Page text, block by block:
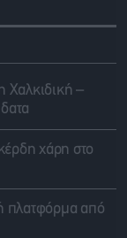
Χαλκιδική –
χάρη στο
πλατφόρμα από